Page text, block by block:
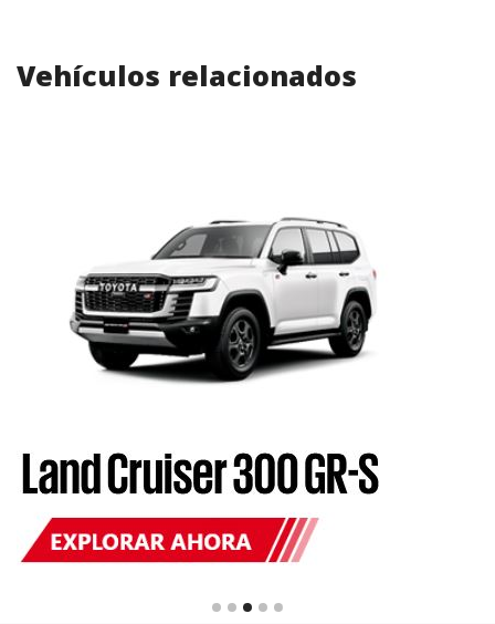
Vehículos relacionados